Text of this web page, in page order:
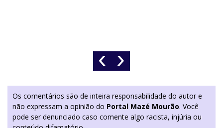
‹ ›
Os comentários são de inteira responsabilidade do autor e
não expressam a opinião do Portal Mazé Mourão. Você
pode ser denunciado caso comente algo racista, injúria ou